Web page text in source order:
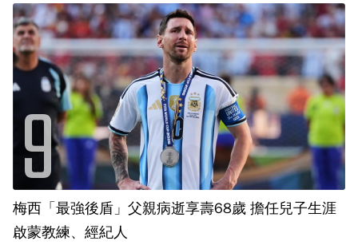
梅西「最強後盾」父親病逝享壽68歲 擔任兒子生涯
啟蒙教練、經紀人